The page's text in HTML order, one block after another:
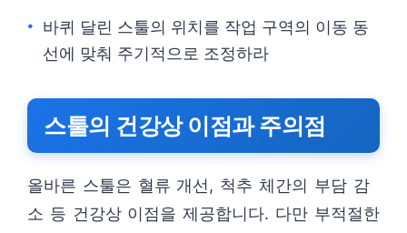
바퀴 달린 스툴의 위치를 작업 구역의 이동 동
선에 맞춰 주기적으로 조정하라
스툴의 건강상 이점과 주의점
올바른 스툴은 혈류 개선, 척추 체간의 부담 감
소 등 건강상 이점을 제공합니다. 다만 부적절한